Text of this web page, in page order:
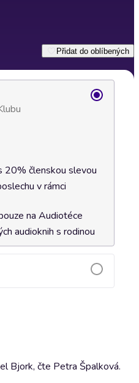
Přidat do oblíbených
20% členskou slevou
v rámci
na Audiotéce
audioknih s rodinou
Bjork, čte Petra Špalková.